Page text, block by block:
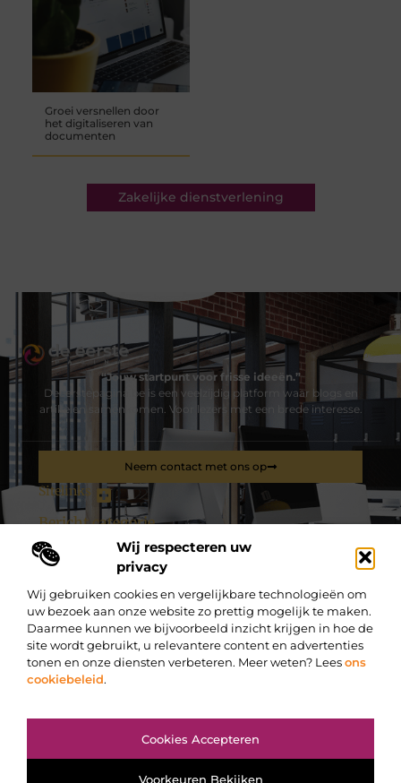
Wij respecteren uw
privacy
Wij gebruiken cookies en vergelijkbare technologieën om
uw bezoek aan onze website zo prettig mogelijk te maken.
Daarmee kunnen we bijvoorbeeld inzicht krijgen in hoe de
site wordt gebruikt, u relevantere content en advertenties
tonen en onze diensten verbeteren. Meer weten? Leesons
cookiebeleid.
Cookies Accepteren
Voorkeuren Bekijken
Top
Groei versnellen door
het digitaliseren van
documenten
Zakelijke dienstverlening
“Jouw startpunt voor frisse ideeën.”
Deeerstepagina.be is een veelzijdig platform waar blogs en
artikelen samenkomen. Voor lezers met een brede interesse.
Sitelinks
Niet elk soort riet is geschikt
Ontdek de verfijnde meubels op maat in Kortrijk
Relatiegeschenken in België zorgen voor een blijvende
indruk
Casual chic in een stijlvolle kledingwinkel in Sint-Niklaas
Bericht categorie
Neem contact met ons op
www.deeerstepagina.be. All Right Reserved.